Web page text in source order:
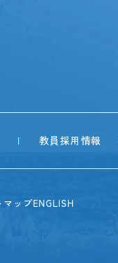
教員採用情報
マップENGLISH